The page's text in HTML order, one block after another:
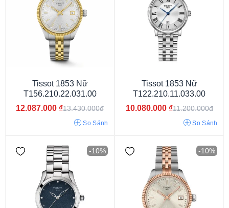
Dưới 29 mm 29 - 33 mm 42 - 45 mm
Tissot 1853 Nữ
T156.210.22.031.00
12.087.000 ₫13.430.000đ
So Sánh
Tissot 1853 Nữ
T122.210.11.033.00
10.080.000 ₫11.200.000đ
So Sánh
-10% -10%